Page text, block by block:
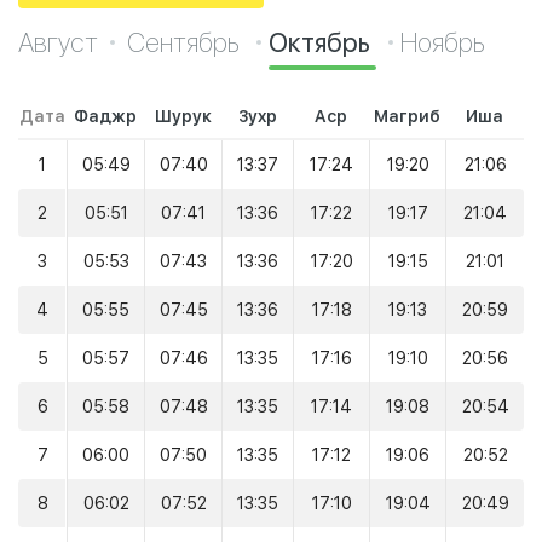
Август Сентябрь Октябрь Ноябрь
Дата Фаджр Шурук Зухр Аср Магриб Иша
1 05:49 07:40 13:37 17:24 19:20 21:06
2 05:51 07:41 13:36 17:22 19:17 21:04
3 05:53 07:43 13:36 17:20 19:15 21:01
4 05:55 07:45 13:36 17:18 19:13 20:59
5 05:57 07:46 13:35 17:16 19:10 20:56
6 05:58 07:48 13:35 17:14 19:08 20:54
7 06:00 07:50 13:35 17:12 19:06 20:52
8 06:02 07:52 13:35 17:10 19:04 20:49